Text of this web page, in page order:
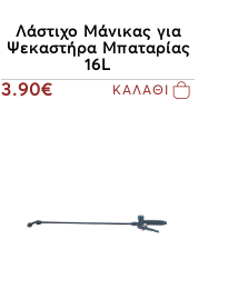
Λάστιχο Μάνικας για
Ψεκαστήρα Μπαταρίας
16L
3.90€ ΚΑΛΑΘΙ